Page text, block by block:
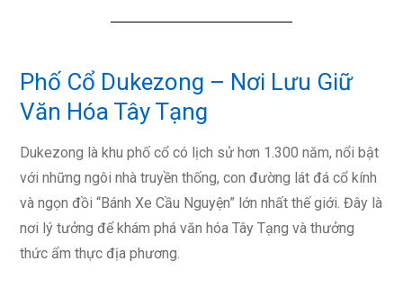
Phố Cổ Dukezong – Nơi Lưu Giữ
Văn Hóa Tây Tạng
Dukezong là khu phố cổ có lịch sử hơn 1.300 năm, nổi bật
với những ngôi nhà truyền thống, con đường lát đá cổ kính
và ngọn đồi “Bánh Xe Cầu Nguyện” lớn nhất thế giới. Đây là
nơi lý tưởng để khám phá văn hóa Tây Tạng và thưởng
thức ẩm thực địa phương.